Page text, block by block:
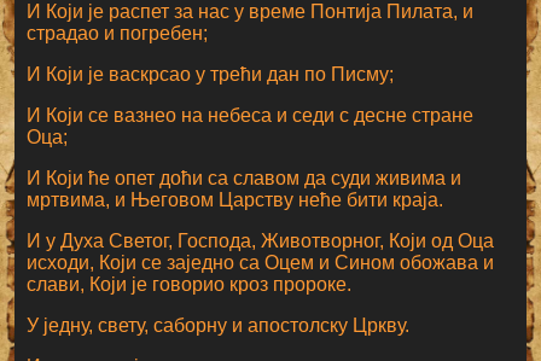
И Који је распет за нас у време Понтија Пилата, и
страдао и погребен;
И Који је васкрсао у трећи дан по Писму;
И Који се вазнео на небеса и седи с десне стране
Оца;
И Који ће опет доћи са славом да суди живима и
мртвима, и Његовом Царству неће бити краја.
И у Духа Светог, Господа, Животворног, Који од Оца
исходи, Који се заједно са Оцем и Сином обожава и
слави, Који је говорио кроз пророке.
У једну, свету, саборну и апостолску Цркву.